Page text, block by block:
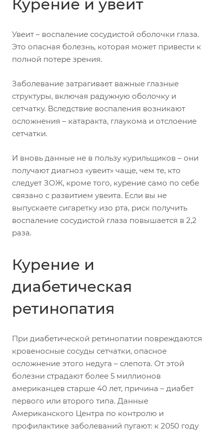
Курение и увеит
Увеит – воспаление сосудистой оболочки глаза.
Это опасная болезнь, которая может привести к
полной потере зрения.
Заболевание затрагивает важные глазные
структуры, включая радужную оболочку и
сетчатку. Вследствие воспаления возникают
осложнения – катаракта, глаукома и отслоение
сетчатки.
И вновь данные не в пользу курильщиков – они
получают диагноз «увеит» чаще, чем те, кто
следует ЗОЖ, кроме того, курение само по себе
связано с развитием увеита. Если вы не
выпускаете сигаретку изо рта, риск получить
воспаление сосудистой глаза повышается в 2,2
раза.
Курение и
диабетическая
ретинопатия
При диабетической ретинопатии повреждаются
кровеносные сосуды сетчатки, опасное
осложнение этого недуга – слепота. От этой
болезни страдают более 5 миллионов
американцев старше 40 лет, причина – диабет
первого или второго типа. Данные
Американского Центра по контролю и
профилактике заболеваний пугают: к 2050 году